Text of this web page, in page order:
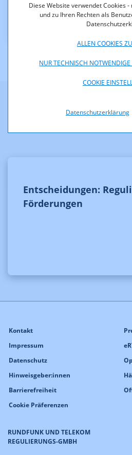
Diese Website verwendet Cookies
und zu Ihren Rechten als
ALLEN COOKIES
NUR TECHNISCH NOTWENDIGE
COOKIE
Datenschutzerklärung
KOA_4.200-12-012.pdf (pdf,
Weitere
Entscheidungen:
Förderungen
RUNDFUNK UND TELEKOM
REGULIERUNGS-GMBH
Kontakt
Impressum
Datenschutz
Hinweisgeber:innen
Barrierefreiheit
Cookie Präferenzen